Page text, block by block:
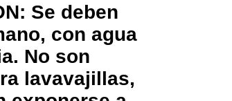
Se deben
con agua
No son
lavavajillas,